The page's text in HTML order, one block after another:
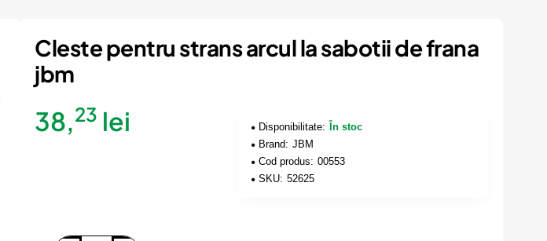
Cleste pentru strans arcul la sabotii de frana
jbm
38,23 lei Disponibilitate:
În stoc
Brand: JBM
Cod produs: 00553
SKU: 52625